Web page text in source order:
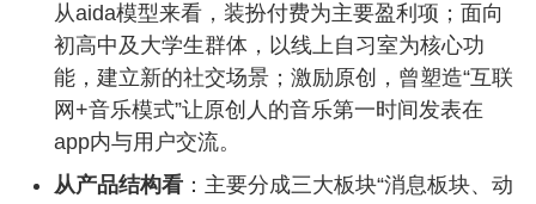
从aida模型来看，装扮付费为主要盈利项；面向
初高中及大学生群体，以线上自习室为核心功
能，建立新的社交场景；激励原创，曾塑造“互联
网+音乐模式”让原创人的音乐第一时间发表在
app内与用户交流。
从产品结构看 ：主要分成三大板块“消息板块、动